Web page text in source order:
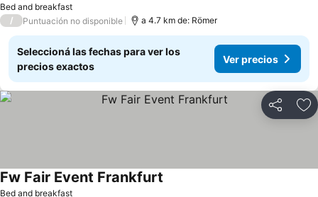
Bed and breakfast
/ Puntuación no disponible a 4.7 km de: Römer
Seleccioná las fechas para ver los
precios exactos
Ver precios
Compartir
Bed and breakfast
Fw Fair Event Frankfurt